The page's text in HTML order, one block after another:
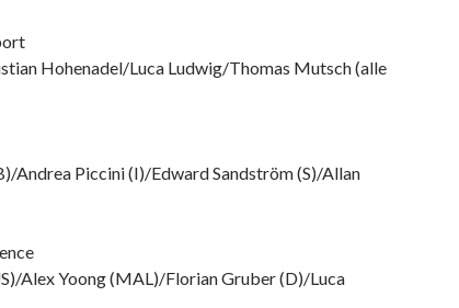
Hohenadel/Luca Ludwig/Thomas Mutsch (alle
Andrea Piccini (I)/Edward Sandström (S)/Allan
Alex Yoong (MAL)/Florian Gruber (D)/Luca